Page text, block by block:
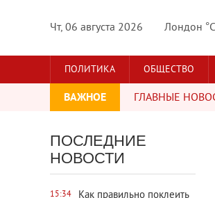
Чт, 06 августа 2026 Лондон °C
ПОЛИТИКА ОБЩЕСТВО
ВАЖНОЕ ГЛАВНЫЕ
ПОСЛЕДНИЕ
НОВОСТИ
15:34